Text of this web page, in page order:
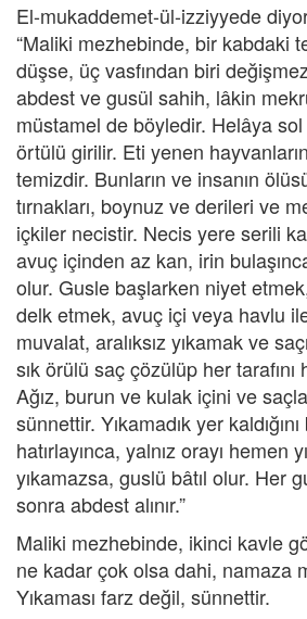
El-mukaddemet-ül-izziyyede
“Maliki mezhebinde, bir kabdaki
düşse, üç vasfından biri
abdest ve gusül sahih, lâkin
müstamel de böyledir. Helâya sol
örtülü girilir. Eti yenen
temizdir. Bunların ve insanın
tırnakları, boynuz ve derileri ve
içkiler necistir. Necis yere serili
avuç içinden az kan, irin
olur. Gusle başlarken niyet
delk etmek, avuç içi veya havlu
muvalat, aralıksız yıkamak ve
sık örülü saç çözülüp her tarafını
Ağız, burun ve kulak içini ve
sünnettir. Yıkamadık yer
hatırlayınca, yalnız orayı hemen
yıkamazsa, guslü bâtıl olur. Her
sonra abdest alınır.”
Maliki mezhebinde, ikinci kavle
ne kadar çok olsa dahi, namaza
Yıkaması farz değil, sünnettir.